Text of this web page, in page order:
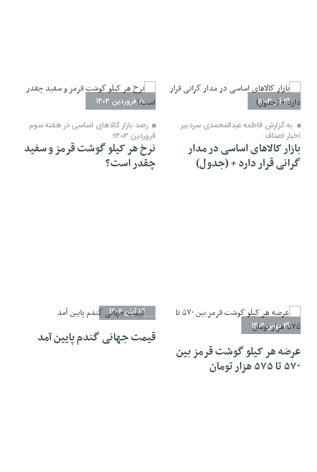
29 آذر 1403
به گزارش فاطمه عبدالمحمدی سردبیر
اخبار اصناف :
بازار کالاهای اساسی در مدار
گرانی قرار دارد + (جدول)
20 فروردین 1403
رصد بازار کالاهای اساسی در هفته سوم
فروردین ۱۴۰۳؛
نرخ هر کیلو گوشت قرمز و سفید
چقدر است؟
29 بهمن 1402
عرضه هر کیلو گوشت قرمز بین
۵۷۰ تا ۵۷۵ هزار تومان
15 آبان 1402
قیمت جهانی گندم پایین آمد